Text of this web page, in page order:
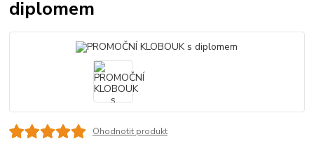
diplomem
Ohodnotit produkt